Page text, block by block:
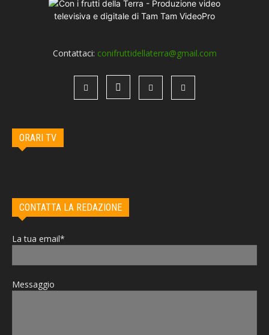
Contattaci: conifruttidellaterra@gmail.com
ORARI TV
CONTATTA LA REDAZIONE
La tua email*
Messaggio